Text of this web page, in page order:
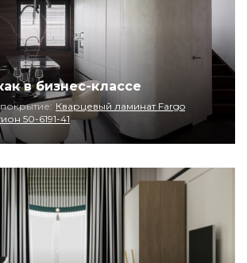
в бизнес-классе
Кварцевый ламинат Fargo
50-6191-41